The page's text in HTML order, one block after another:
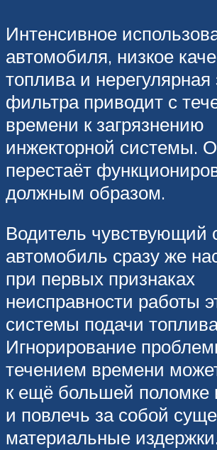
Интенсивное
автомобиля, низкое
топлива и
фильтра приводит с
времени к загрязнению
инжекторной системы.
перестаёт
должным образом.
Водитель чувствующий
автомобиль сразу же
при первых признаках
неисправности работы
системы подачи
Игнорирование
течением времени
к ещё большей поломке
и повлечь за собой
материальные издержки.